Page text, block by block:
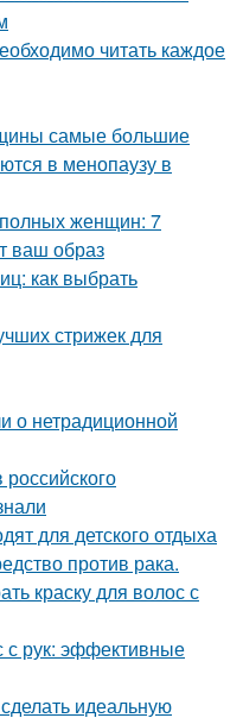
читать каждое
самые большие
в менопаузу в
женщин: 7
ваш образ
как выбрать
стрижек для
о нетрадиционной
для детского отдыха
против рака.
краску для волос с
с рук: эффективные
идеальную